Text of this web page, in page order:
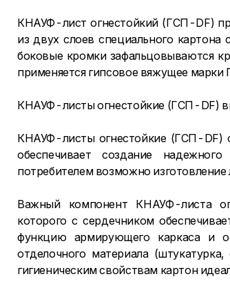
КНАУФ-лист огнестойкий (ГСП-DF)
из двух слоев специального
боковые кромки зафальцовываются
применяется гипсовое вяжущее
КНАУФ-листы огнестойкие (ГСП-DF)
КНАУФ-листы огнестойкие (ГСП-DF)
обеспечивает создание
потребителем возможно
Важный компонент КНАУФ-листа
которого с сердечником
функцию армирующего каркаса и
отделочного материала
гигиеническим свойствам картон